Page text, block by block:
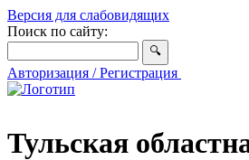
Версия для слабовидящих
Поиск по сайту:
Авторизация / Регистрация
Тульская